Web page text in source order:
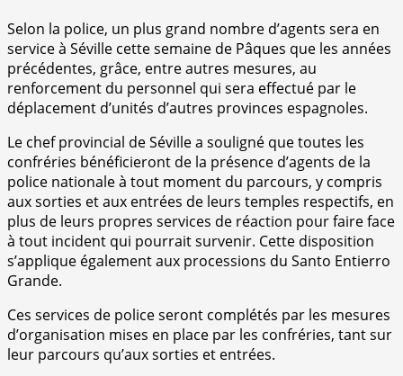
Selon la police, un plus grand nombre d’agents sera en
service à Séville cette semaine de Pâques que les années
précédentes, grâce, entre autres mesures, au
renforcement du personnel qui sera effectué par le
déplacement d’unités d’autres provinces espagnoles.
Le chef provincial de Séville a souligné que toutes les
confréries bénéficieront de la présence d’agents de la
police nationale à tout moment du parcours, y compris
aux sorties et aux entrées de leurs temples respectifs, en
plus de leurs propres services de réaction pour faire face
à tout incident qui pourrait survenir. Cette disposition
s’applique également aux processions du Santo Entierro
Grande.
Ces services de police seront complétés par les mesures
d’organisation mises en place par les confréries, tant sur
leur parcours qu’aux sorties et entrées.